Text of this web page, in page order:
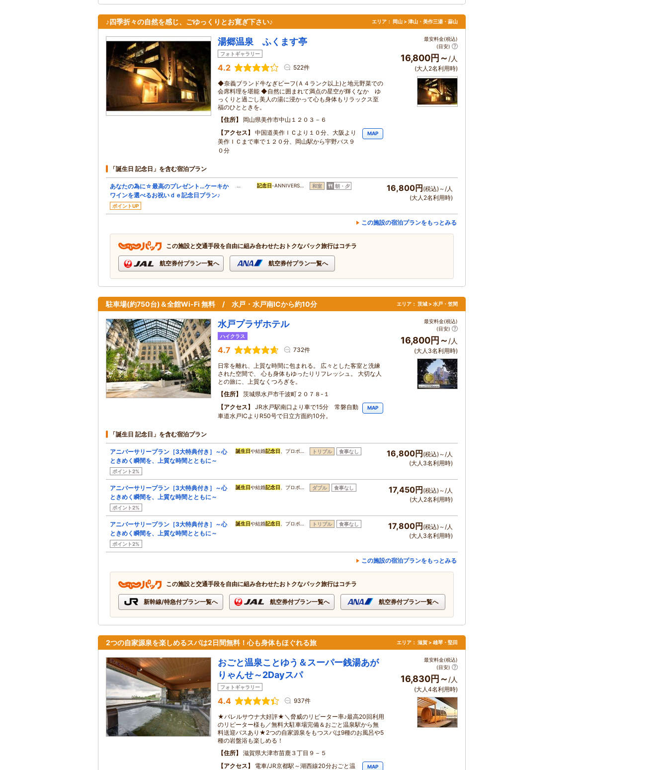
♪四季折々の自然を感じ、ごゆっくりとお寛ぎ下さい♪ エリア： 岡山 > 津山・美作三湯・蒜山
湯郷温泉 ふくます亭
フォトギャラリー
4.2 522件
◆奈義ブランド牛なぎビーフ(Ａ４ランク以上)と地元野菜での
会席料理を堪能 ◆自然に囲まれて満点の星空が輝くなか ゆ
っくりと過ごし美人の湯に浸かって心も身体もリラックス至
福のひとときを。
住所
岡山県美作市中山１２０３－６
アクセス
中国道美作ＩＣより１０分、大阪より
美作ＩＣまで車で１２０分、岡山駅から宇野バス９
０分
MAP
最安料金(税込)
(目安)
16,800円～ /人
(大人2名利用時)
「誕生日 記念日」を含む宿泊プラン
あなたの為に☆最高のプレゼント…ケーキか
ワインを選べるお祝いｄｅ記念日プラン♪
ポイントUP
… 記念日-ANNIVERS… 和室 朝・夕 16,800円(税込)～/人
(大人2名利用時)
この施設の宿泊プランをもっとみる
この施設と交通手段を自由に組み合わせたおトクなパック旅行はコチラ
航空券付プラン一覧へ 航空券付プラン一覧へ
駐車場(約750台)＆全館Wi-Fi 無料 / 水戸・水戸南ICから約10分 エリア： 茨城 > 水戸・笠間
水戸プラザホテル
ハイクラス
4.7 732件
日常を離れ、上質な時間に包まれる。 広々とした客室と洗練
された空間で、 心も身体もゆったりリフレッシュ。 大切な人
との旅に、上質なくつろぎを。
住所
茨城県水戸市千波町２０７８-１
アクセス
JR水戸駅南口より車で15分 常磐自動
車道水戸ICよりR50号で日立方面約10分。
MAP
最安料金(税込)
(目安)
16,800円～/人
(大人3名利用時)
「誕生日 記念日」を含む宿泊プラン
アニバーサリープラン［3大特典付き］～心
ときめく瞬間を、上質な時間とともに～
ポイント2%
誕生日や結婚記念日 、プロポ… トリプル 食事なし 16,800円 (税込)～/人
(大人3名利用時)
アニバーサリープラン［3大特典付き］～心
ときめく瞬間を、上質な時間とともに～
ポイント2%
誕生日や結婚記念日 、プロポ… ダブル 食事なし 17,450円 (税込)～/人
(大人2名利用時)
アニバーサリープラン［3大特典付き］～心
ときめく瞬間を、上質な時間とともに～
ポイント2%
誕生日や結婚記念日 、プロポ… トリプル 食事なし 17,800円 (税込)～/人
(大人3名利用時)
この施設の宿泊プランをもっとみる
この施設と交通手段を自由に組み合わせたおトクなパック旅行はコチラ
新幹線/特急付プラン一覧へ 航空券付プラン一覧へ 航空券付プラン一覧へ
2つの自家源泉を楽しめるスパは2日間無料！心も身体もほぐれる旅 エリア： 滋賀 > 雄琴・堅田
おごと温泉ことゆう＆スーパー銭湯あが
りゃんせ～2Dayスパ
フォトギャラリー
4.4 937件
★バレルサウナ大好評★＼脅威のリピーター率♪最高20回利用
のリピーター様も／無料大駐車場完備＆おごと温泉駅から無
料送迎バスあり★2つの自家源泉をもつスパは9種のお風呂や5
種の岩盤浴も楽しめる！
住所
滋賀県大津市苗鹿３丁目９－５
アクセス
電車/JR京都駅～湖西線20分おごと温 MAP
最安料金(税込)
(目安)
16,830円～ /人
(大人4名利用時)